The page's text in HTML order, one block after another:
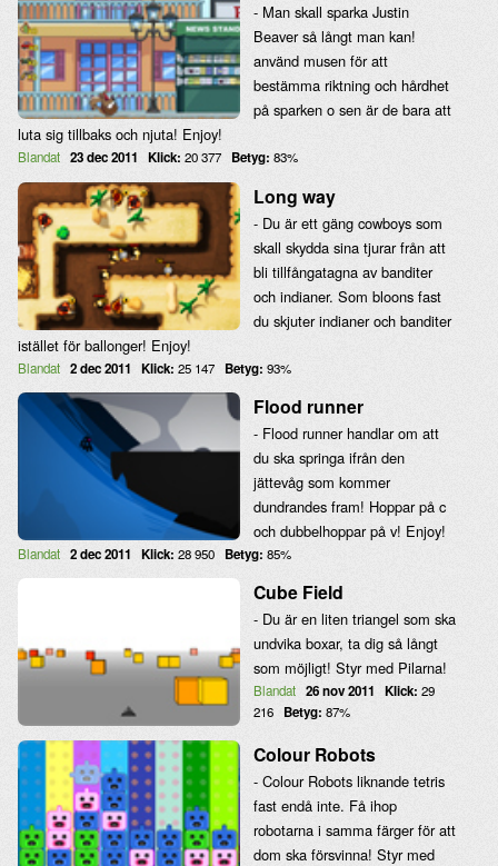
- Man skall sparka Justin
Beaver så långt man kan!
använd musen för att
bestämma riktning och hårdhet
på sparken o sen är de bara att
luta sig tillbaks och njuta! Enjoy!
Blandat 23 dec 2011 Klick: 20 377 Betyg: 83%
Long way
- Du är ett gäng cowboys som
skall skydda sina tjurar från att
bli tillfångatagna av banditer
och indianer. Som bloons fast
du skjuter indianer och banditer
istället för ballonger! Enjoy!
Blandat 2 dec 2011 Klick: 25 147 Betyg: 93%
Flood runner
- Flood runner handlar om att
du ska springa ifrån den
jättevåg som kommer
dundrandes fram! Hoppar på c
och dubbelhoppar på v! Enjoy!
Blandat 2 dec 2011 Klick: 28 950 Betyg: 85%
Cube Field
- Du är en liten triangel som ska
undvika boxar, ta dig så långt
som möjligt! Styr med Pilarna!
Blandat 26 nov 2011 Klick: 29
216
Betyg: 87%
Colour Robots
- Colour Robots liknande tetris
fast endå inte. Få ihop
robotarna i samma färger för att
dom ska försvinna! Styr med